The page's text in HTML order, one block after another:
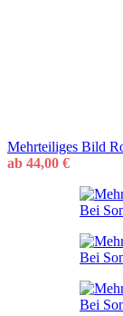
Mehrteiliges Bild
ab 44,00 €